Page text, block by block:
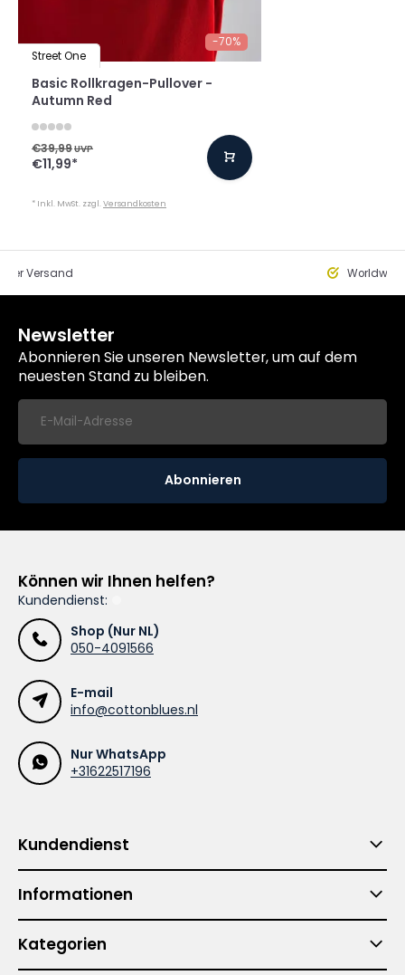
-70%
Street One
Basic Rollkragen-Pullover -
Autumn Red
€39,99UVP
€11,99*
* Inkl. MwSt. zzgl.Versandkosten
Versand
Newsletter
Abonnieren Sie unseren Newsletter, um auf dem
neuesten Stand zu bleiben.
Abonnieren
Können wir Ihnen helfen?
Kundendienst:
Shop (Nur NL)
050-4091566
E-mail
info@cottonblues.nl
Nur WhatsApp
+31622517196
Kundendienst
Informationen
Kategorien